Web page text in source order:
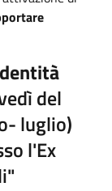
del
luglio)
l'Ex